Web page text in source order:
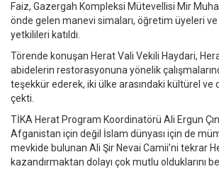
Faiz, Gazergah Kompleksi Mütevellisi Mir
önde gelen manevi simaları, öğretim üyeleri
yetkilileri katıldı.
Törende konuşan Herat Vali Vekili Haydari,
abidelerin restorasyonuna yönelik
teşekkür ederek, iki ülke arasındaki kültürel ve
çekti.
TİKA Herat Program Koordinatörü Ali Ergun
Afganistan için değil İslam dünyası için de
mevkide bulunan Ali Şir Nevai Camii’ni tekrar
kazandırmaktan dolayı çok mutlu olduklarını